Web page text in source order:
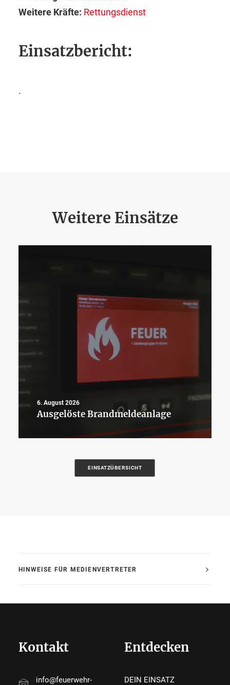
Weitere Kräfte: Rettungsdienst
Einsatzbericht:
.
Weitere Einsätze
6. August 2026
Ausgelöste Brandmeldeanlage
EINSATZÜBERSICHT
HINWEISE FÜR MEDIENVERTRETER
Kontakt
info@feuerwehr-
Entdecken
DEIN EINSATZ